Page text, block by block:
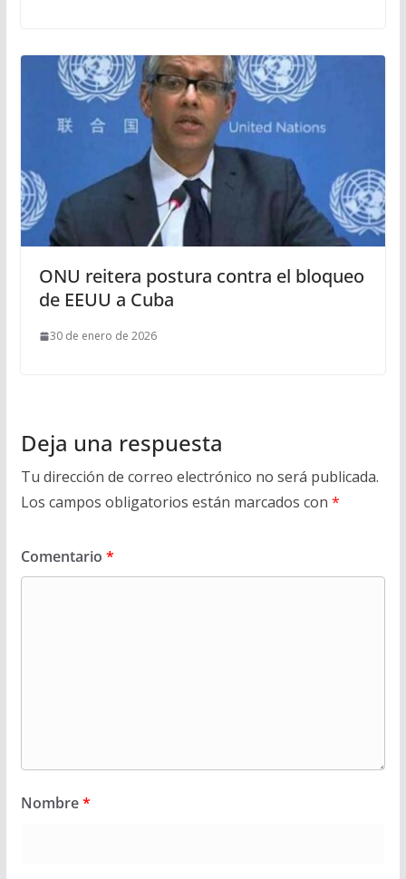
ONU reitera postura contra el bloqueo
de EEUU a Cuba
30 de enero de 2026
Deja una respuesta
Tu dirección de correo electrónico no será publicada.
Los campos obligatorios están marcados con *
Comentario *
Nombre*